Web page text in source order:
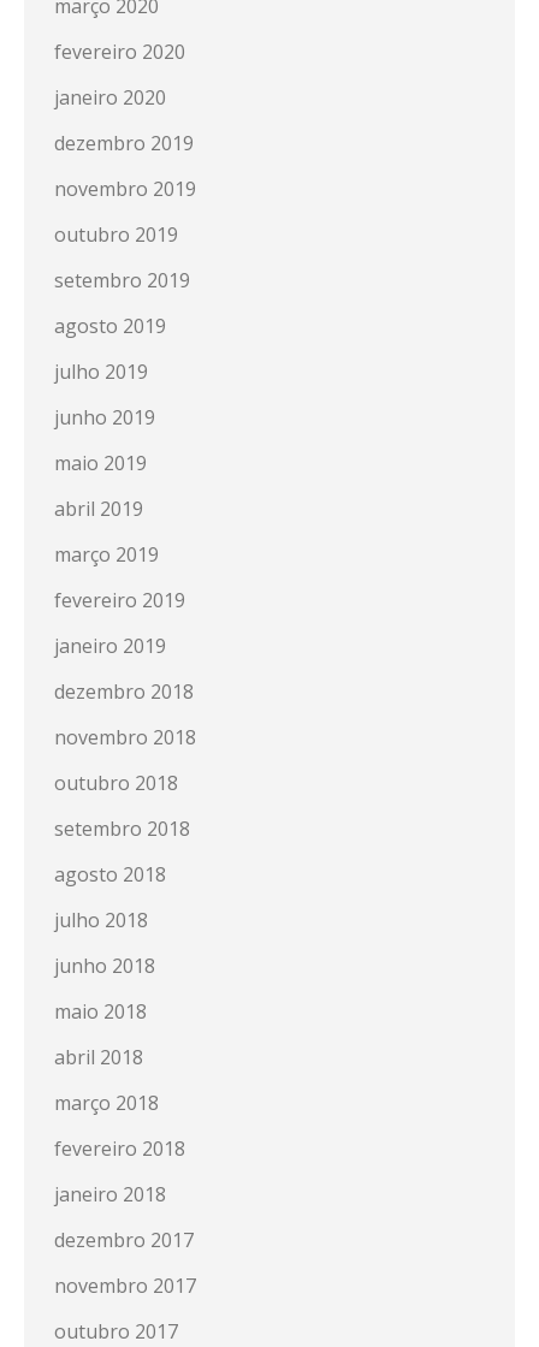
março 2020
fevereiro 2020
janeiro 2020
dezembro 2019
novembro 2019
outubro 2019
setembro 2019
agosto 2019
julho 2019
junho 2019
maio 2019
abril 2019
março 2019
fevereiro 2019
janeiro 2019
dezembro 2018
novembro 2018
outubro 2018
setembro 2018
agosto 2018
julho 2018
junho 2018
maio 2018
abril 2018
março 2018
fevereiro 2018
janeiro 2018
dezembro 2017
novembro 2017
outubro 2017